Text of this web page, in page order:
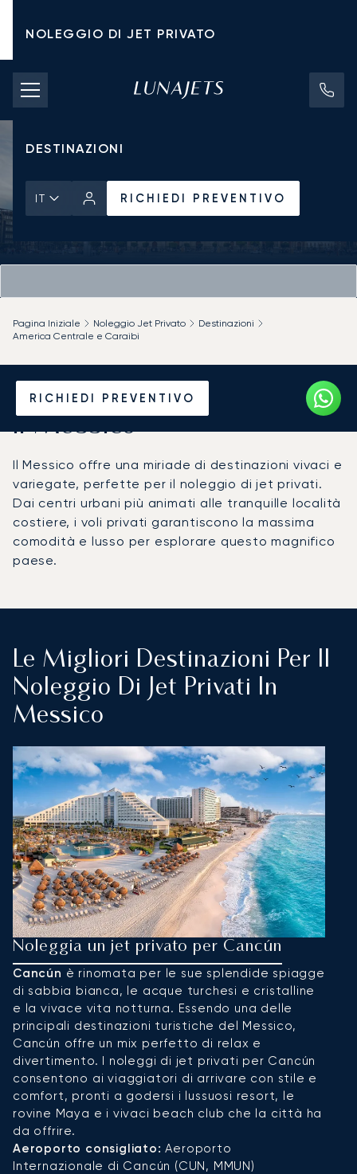
NOLEGGIO DI JET PRIVATO
TARIFFE DI NOLEGGIO
JET PRIVATI
DESTINAZIONI
IT RICHIEDI PREVENTIVO
RICHIEDI PREVENTIVO
Pagina Iniziale Noleggio Jet Privato
Destinazioni
America Centrale e Caraibi
Noleggia un Jet Privato per
il Messico
Il Messico offre una miriade di destinazioni vivaci e
variegate, perfette per il noleggio di jet privati.
Dai centri urbani più animati alle tranquille località
costiere, i voli privati garantiscono la massima
comodità e lusso per esplorare questo magnifico
paese.
Le Migliori Destinazioni Per Il
Noleggio Di Jet Privati In
Messico
Noleggia un jet privato per Cancún
Cancún è rinomata per le sue splendide spiagge
di sabbia bianca, le acque turchesi e cristalline
e la vivace vita notturna. Essendo una delle
principali destinazioni turistiche del Messico,
Cancún offre un mix perfetto di relax e
divertimento. I noleggi di jet privati per Cancún
consentono ai viaggiatori di arrivare con stile e
comfort, pronti a godersi i lussuosi resort, le
rovine Maya e i vivaci beach club che la città ha
da offrire.
Aeroporto consigliato: Aeroporto
Internazionale di Cancún (CUN, MMUN)